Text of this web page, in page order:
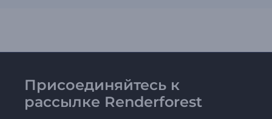
Присоединяйтесь к
рассылке Renderforest